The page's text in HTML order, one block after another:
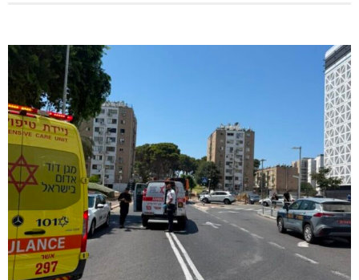
נחל כזיב: חילוץ בעומס החום הכבד